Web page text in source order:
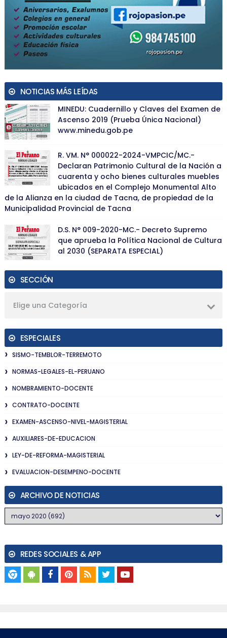
NOTICIAS MÁS LEÍDAS
MINEDU: Cuadernillo y Claves del Examen de
Ascenso 2019 (Prueba Única Nacional)
www.minedu.gob.pe
R. VM. N° 000022-2024-VMPCIC/MC.-
Declaran Patrimonio Cultural de la Nación a
cuarenta y ocho bienes culturales muebles
ubicados en el Complejo Monumental Alto
de la Alianza en la ciudad de Tacna, de propiedad de la
Municipalidad Provincial de Tacna
D.S. N° 009-2020-MC.- Decreto Supremo
que aprueba la Política Nacional de Cultura
al 2030 (SEPARATA ESPECIAL)
SECCIÓN
Elige una Categoría
ESPECIALES
SISMO-TEMBLOR-TERREMOTO
NORMAS-LEGALES-EL-PERUANO
NOMBRAMIENTO-DOCENTE
CONTRATO-DOCENTE
EXAMEN-ASCENSO-NIVEL-MAGISTERIAL
AUXILIARES-DE-EDUCACION
LEY-DE-REFORMA-MAGISTERIAL
EVALUACION-DESEMPENO-DOCENTE
ARCHIVO DE NOTICIAS
REDES SOCIALES & APP